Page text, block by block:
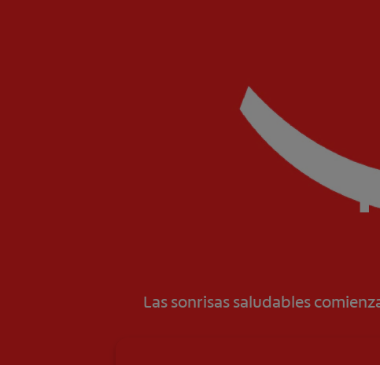
Las sonrisas saludables